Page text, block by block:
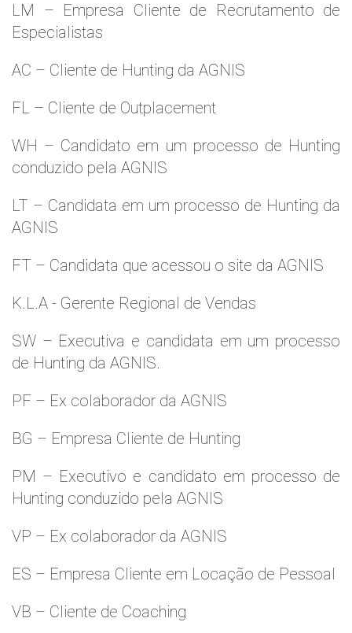
LM – Empresa Cliente de Recrutamento de
Especialistas
AC – Cliente de Hunting da AGNIS
FL – Cliente de Outplacement
WH – Candidato em um processo de Hunting
conduzido pela AGNIS
LT – Candidata em um processo de Hunting da
AGNIS
FT – Candidata que acessou o site da AGNIS
K.L.A - Gerente Regional de Vendas
SW – Executiva e candidata em um processo
de Hunting da AGNIS.
PF – Ex colaborador da AGNIS
BG – Empresa Cliente de Hunting
PM – Executivo e candidato em processo de
Hunting conduzido pela AGNIS
VP – Ex colaborador da AGNIS
ES – Empresa Cliente em Locação de Pessoal
VB – Cliente de Coaching